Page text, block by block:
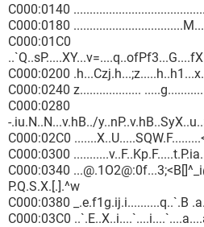
C000:0140
C000:0180
C000:01C0
C000:0200
C000:0240 z...................
C000:0280
-.iu.N..N...v.hB../
C000:02C0
C000:0300
C000:0340
P.Q.S.X.[.].^w
C000:0380 _.e.f1g.ij.i..........q..`.B
C000:03C0